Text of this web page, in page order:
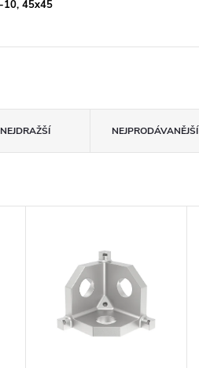
10, 45x45
NEJDRAŽŠÍ NEJPRODÁVANĚJŠÍ